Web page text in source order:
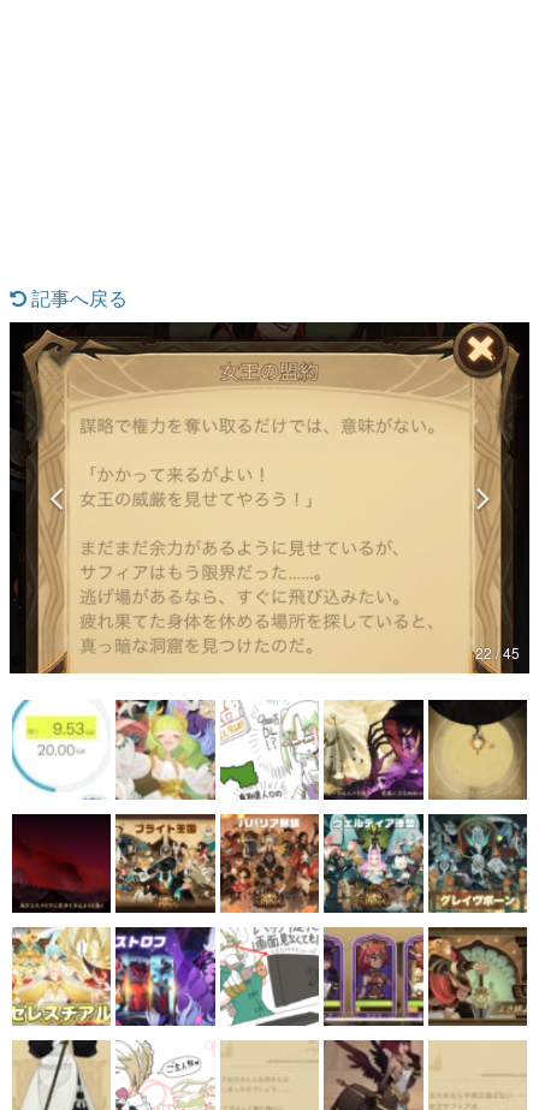
カテゴリ
特集記事
マンガ
女性向け
アプリレビュー
その他
電ファミニコゲーマーとは？
運営：株式会社マレ
記事へ戻る
22 / 45